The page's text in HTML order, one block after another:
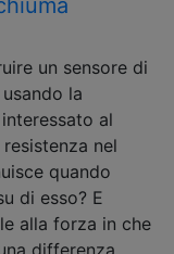
un sensore di
la
al
nel
quando
di esso? E
alla forza in che
differenza